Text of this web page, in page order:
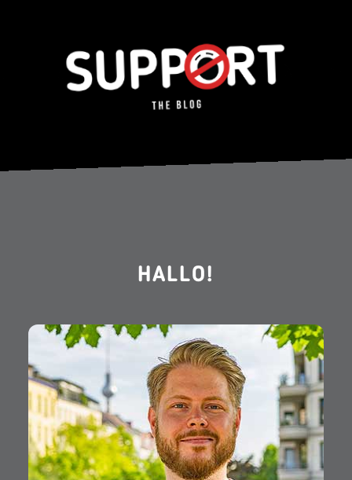
HALLO!